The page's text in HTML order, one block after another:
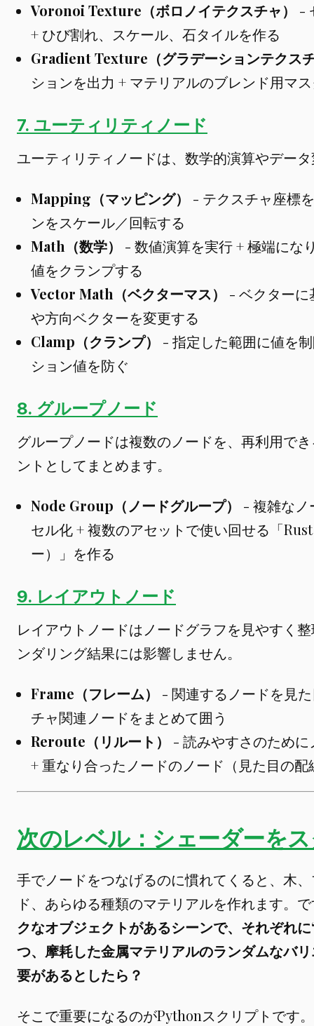
Voronoi Texture（ボロノイテクスチャ）
-
+ ひび割れ、スケール、石タイルを作る
Gradient Texture（グラデーションテクス
ションを出力 + マテリアルのブレンド用マ
7. ユーティリティノード
ユーティリティノードは、数学的演算やデー
Mapping（マッピング）
- テクスチャ座標
ンをスケール／回転する
Math（数学）
- 数値演算を実行 + 極端にな
値をクランプする
Vector Math（ベクターマス）
- ベクターに
や方向ベクターを変更する
Clamp（クランプ）
- 指定した範囲に値を
ション値を防ぐ
8. グループノード
グループノードは複数のノードを、再利用で
ントとしてまとめます。
Node Group（ノードグループ）
- 複雑なノ
セル化 + 複数のアセットで使い回せる「
ー）」を作る
9. レイアウトノード
レイアウトノードはノードグラフを見やすく
ンダリング結果には影響しません。
Frame（フレーム）
- 関連するノードを見
チャ関連ノードをまとめて囲う
Reroute（リルート）
- 読みやすさのため
+ 重なり合ったノードのノード（見た目の
次のレベル：シェーダーを
手でノードをつなげるのに慣れてくると、木
ド、あらゆる種類のマテリアルを作れます。
クなオブジェクトがあるシーンで、それぞれ
つ、摩耗した金属マテリアルのランダムなバ
要があるとしたら？
そこで重要になるのがPythonスクリプトです